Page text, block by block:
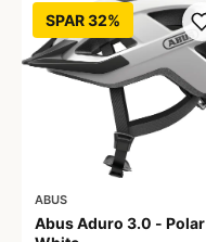
SPAR 32%
ABUS
Abus Aduro 3.0 - Polar